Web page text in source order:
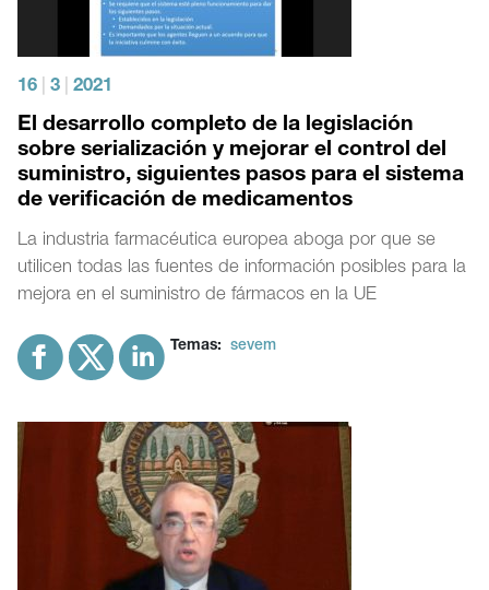
16 3 2021
El desarrollo completo de la legislación
sobre serialización y mejorar el control del
suministro, siguientes pasos para el sistema
de verificación de medicamentos
La industria farmacéutica europea aboga por que se
utilicen todas las fuentes de información posibles para la
mejora en el suministro de fármacos en la UE
Temas: sevem